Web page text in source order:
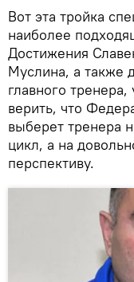
Вот эта тройка
наиболее
Достижения
Муслина, а также
главного
верить, что
выберет тренера
цикл, а на
перспективу.